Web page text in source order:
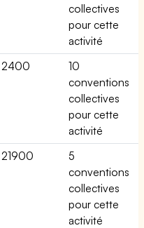
collectives
pour cette
activité
2400
10
conventions
collectives
pour cette
activité
21900
5
conventions
collectives
pour cette
activité